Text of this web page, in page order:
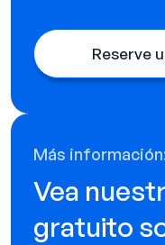
Reserve
Más
Vea
gratuito